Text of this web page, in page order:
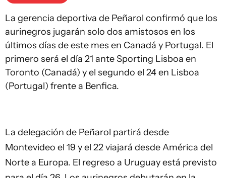
La gerencia deportiva de Peñarol confirmó que los
aurinegros jugarán solo dos amistosos en los
últimos días de este mes en Canadá y Portugal. El
primero será el día 21 ante Sporting Lisboa en
Toronto (Canadá) y el segundo el 24 en Lisboa
(Portugal) frente a Benfica.
La delegación de Peñarol partirá desde
Montevideo el 19 y el 22 viajará desde América del
Norte a Europa. El regreso a Uruguay está previsto